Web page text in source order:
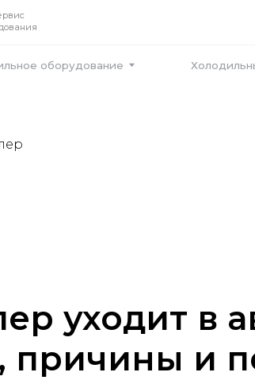
уходит в
причины и